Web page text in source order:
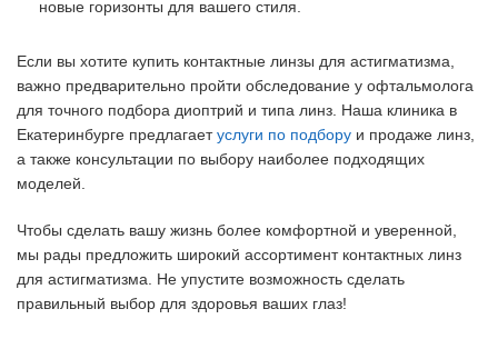
новые горизонты для вашего стиля.
Если вы хотите купить контактные линзы для астигматизма,
важно предварительно пройти обследование у офтальмолога
для точного подбора диоптрий и типа линз. Наша клиника в
Екатеринбурге предлагаетуслуги по подбору и продаже линз,
а также консультации по выбору наиболее подходящих
моделей.
Чтобы сделать вашу жизнь более комфортной и уверенной,
мы рады предложить широкий ассортимент контактных линз
для астигматизма. Не упустите возможность сделать
правильный выбор для здоровья ваших глаз!